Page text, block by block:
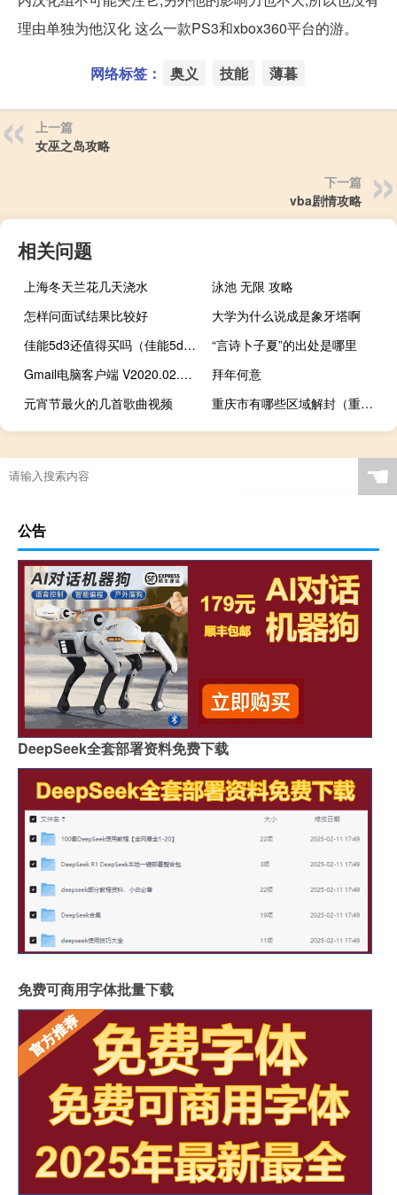
理由单独为他汉化 这么一款PS3和xbox360平台的游。
网络标签： 奥义 技能 薄暮
上一篇
女巫之岛攻略
下一篇
vba剧情攻略
相关问题
上海冬天兰花几天浇水
泳池 无限 攻略
怎样问面试结果比较好
大学为什么说成是象牙塔啊
佳能5d3还值得买吗（佳能5d3）
“言诗卜子夏”的出处是哪里
Gmail电脑客户端 V2020.02.02.294309273 官方PC版（Gmail电脑客户端 V2020.02.02.294309273 官方PC版功能简介）
拜年何意
元宵节最火的几首歌曲视频
重庆市有哪些区域解封（重庆市有哪些区）
☚
公告
DeepSeek全套部署资料免费下载
免费可商用字体批量下载